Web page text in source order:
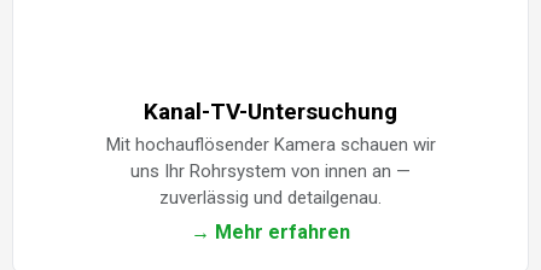
Kanal-TV-Untersuchung
Mit hochauflösender Kamera schauen wir
uns Ihr Rohrsystem von innen an —
zuverlässig und detailgenau.
→ Mehr erfahren